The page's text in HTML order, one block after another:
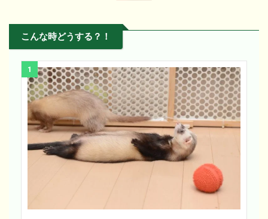
こんな時どうする？！
1